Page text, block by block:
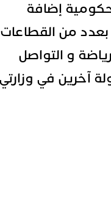
إضافة
من القطاعات
و التواصل
آخرين في وزارتي